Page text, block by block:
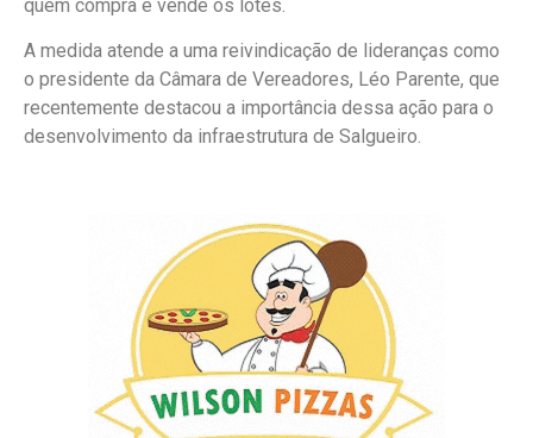
quem compra e vende os lotes.
A medida atende a uma reivindicação de lideranças como
o presidente da Câmara de Vereadores, Léo Parente, que
recentemente destacou a importância dessa ação para o
desenvolvimento da infraestrutura de Salgueiro.